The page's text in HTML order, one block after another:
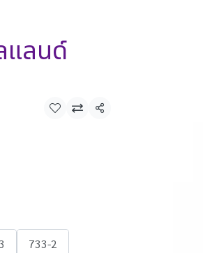
แลนด์
แชร์
733-2